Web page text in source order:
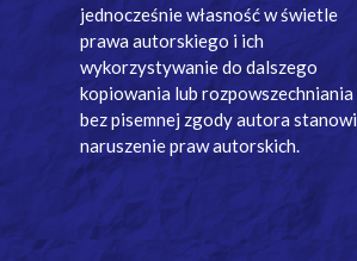
jednocześnie własność w świetle
prawa autorskiego i ich
wykorzystywanie do dalszego
kopiowania lub rozpowszechniania
bez pisemnej zgody autora stanowi
naruszenie praw autorskich.